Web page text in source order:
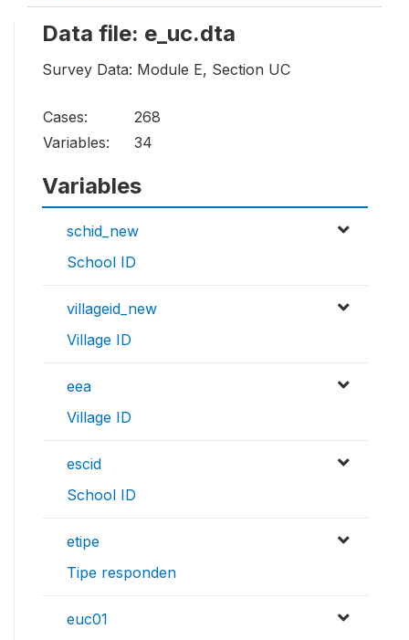
Data file: e_uc.dta
Survey Data: Module E, Section UC
Cases:
268
Variables:
34
Variables
schid_new
School ID
villageid_new
Village ID
eea
Village ID
escid
School ID
etipe
Tipe responden
euc01